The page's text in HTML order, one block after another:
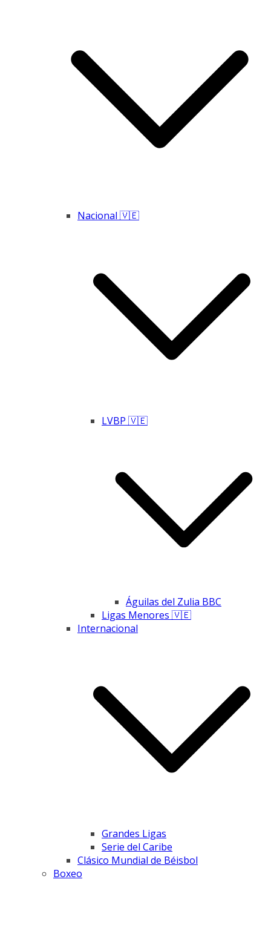
Nacional 🇻🇪
LVBP 🇻🇪
Águilas del Zulia BBC
Ligas Menores 🇻🇪
Internacional
Grandes Ligas
Serie del Caribe
Clásico Mundial de Béisbol
Boxeo